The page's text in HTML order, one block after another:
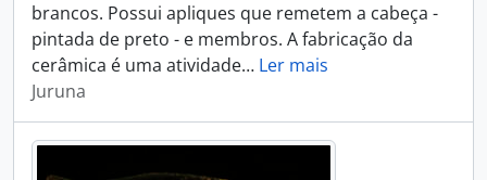
brancos. Possui apliques que remetem a cabeça -
pintada de preto - e membros. A fabricação da
cerâmica é uma atividade… Ler mais
Juruna